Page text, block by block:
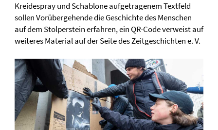
Kreidespray und Schablone aufgetragenem Textfeld
sollen Vorübergehende die Geschichte des Menschen
auf dem Stolperstein erfahren, ein QR-Code verweist auf
weiteres Material auf der Seite des Zeitgeschichten e. V.